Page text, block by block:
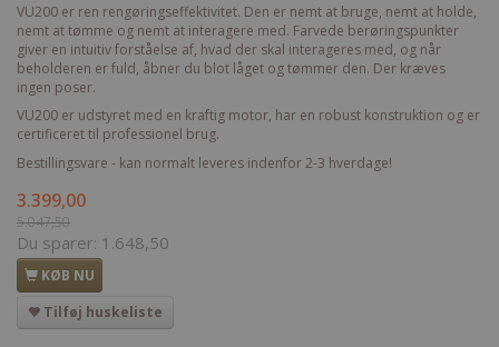
VU200 er ren rengøringseffektivitet. Den er nemt at bruge, nemt at holde,
nemt at tømme og nemt at interagere med. Farvede berøringspunkter
giver en intuitiv forståelse af, hvad der skal interageres med, og når
beholderen er fuld, åbner du blot låget og tømmer den. Der kræves
ingen poser.
VU200 er udstyret med en kraftig motor, har en robust konstruktion og er
certificeret til professionel brug.
Bestillingsvare - kan normalt leveres indenfor 2-3 hverdage!
3.399,00
5.047,50
Du sparer: 1.648,50
KØB NU
Tilføj huskeliste